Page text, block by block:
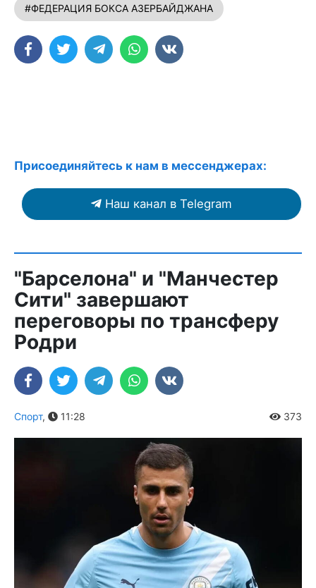
#ФЕДЕРАЦИЯ БОКСА АЗЕРБАЙДЖАНА
Присоединяйтесь к нам в мессенджерах:
Наш канал в Telegram
"Барселона" и "Манчестер
Сити" завершают
переговоры по трансферу
Родри
Спорт, 11:28 373